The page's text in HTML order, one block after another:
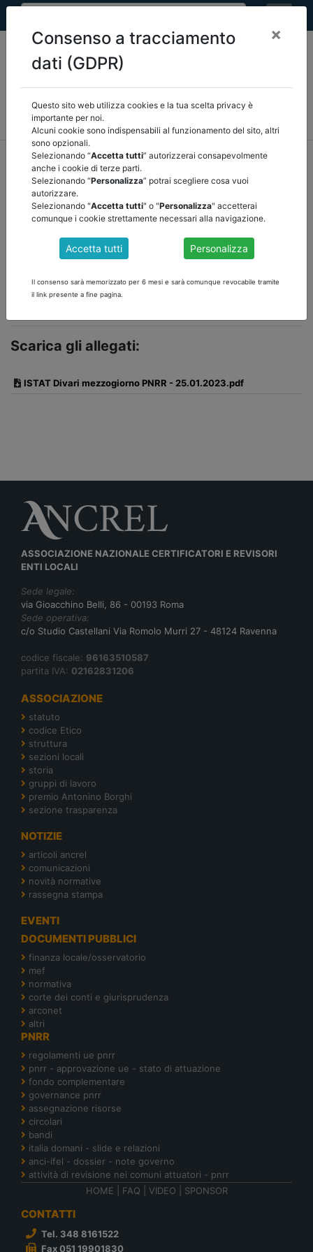
MEF FINANZA LOCALE/OSSERVATORIO
NORMATIVA
CORTE DEI CONTI E GIURISPRUDENZA
home documenti pubblici altri/torna indietro
DOCUMENTI PUBBLICI
ISTAT I DIVARI TERRITORIALI NEL PNRR: DIECI
OBIETTIVI PER IL MEZZOGIORNO
Scarica il documento
Scarica gli allegati:
ISTAT Divari mezzogiorno PNRR - 25.01.2023.pdf
ASSOCIAZIONE NAZIONALE CERTIFICATORI E REVISORI
ENTI LOCALI
Sede legale:
via Gioacchino Belli, 86 - 00193 Roma
Sede operativa:
c/o Studio Castellani Via Romolo Murri 27 - 48124 Ravenna
codice fiscale: 96163510587
partita IVA: 02162831206
ASSOCIAZIONE
statuto
codice Etico
struttura
sezioni locali
storia
gruppi di lavoro
premio Antonino Borghi
sezione trasparenza
NOTIZIE
articoli ancrel
comunicazioni
novità normative
rassegna stampa
EVENTI
DOCUMENTI PUBBLICI
finanza locale/osservatorio
mef
normativa
corte dei conti e giurisprudenza
arconet
altri
PNRR
regolamenti ue pnrr
pnrr - approvazione ue - stato di attuazione
fondo complementare
governance pnrr
assegnazione risorse
circolari
bandi
italia domani - slide e relazioni
anci-ifel - dossier - note governo
attività di revisione nei comuni attuatori - pnrr
HOME
FAQ VIDEO SPONSOR
CONTATTI
Tel. 348 8161522
Fax 051 19901830
Consenso a tracciamento
dati (GDPR)
×
Questo sito web utilizza cookies e la tua scelta privacy è
importante per noi.
Alcuni cookie sono indispensabili al funzionamento del sito, altri
sono opzionali.
Selezionando “Accetta tutti” autorizzerai consapevolmente
anche i cookie di terze parti.
Selezionando “Personalizza” potrai scegliere cosa vuoi
autorizzare.
Selezionando "Accetta tutti" o "Personalizza" accetterai
comunque i cookie strettamente necessari alla navigazione.
Accetta tutti Personalizza
Il consenso sarà memorizzato per 6 mesi e sarà comunque revocabile tramite
il link presente a fine pagina.